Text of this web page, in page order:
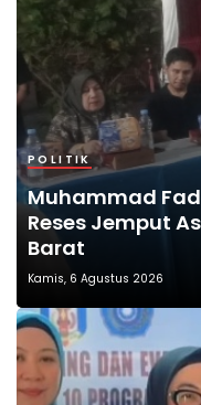
POLITIK
Muhammad
Reses Jemput
Barat
Kamis, 6 Agustus 2026